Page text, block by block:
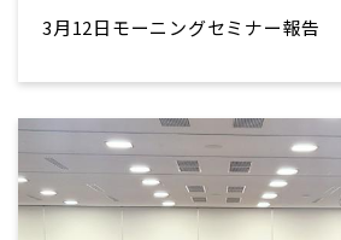
3月12日モーニングセミナー報告